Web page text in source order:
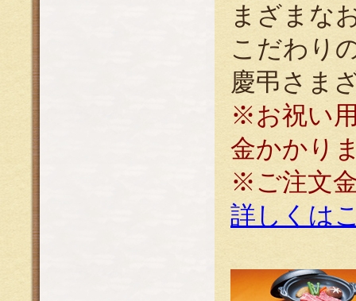
まざまな
こだわり
慶弔さま
※お祝い
金かかり
※ご注文
詳しくは